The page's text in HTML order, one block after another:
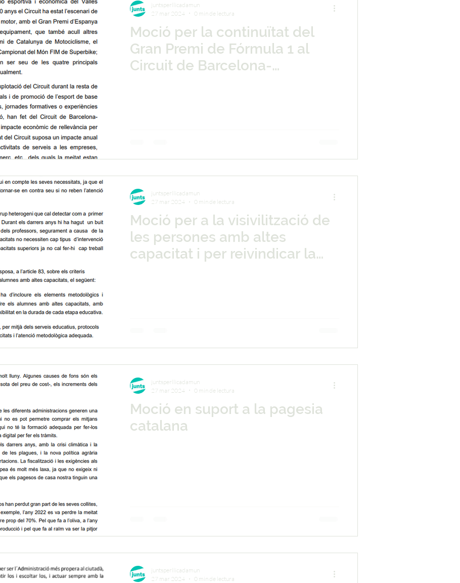
Moció per la continuïtat del
Gran Premi de Fórmula 1 al
Circuit de Barcelona-
juntsperllicadamun
27 mar 2024
0 min de lectura
Moció per a la visivilització de
les persones amb altes
capacitat i per reivindicar la
juntsperllicadamun
27 mar 2024
0 min de lectura
Moció en suport a la pagesia
catalana
juntsperllicadamun
27 mar 2024
0 min de lectura
juntsperllicadamun
27 mar 2024
0 min de lectura